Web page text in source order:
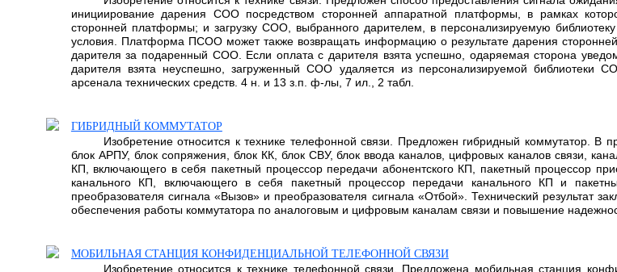
инициирование дарения СОО посредством сторонней аппаратной платформы, в рамках
сторонней платформы; и загрузку СОО, выбранного дарителем, в персонализируемую
условия. Платформа ПСОО может также возвращать информацию о результате дарения
дарителя за подаренный СОО. Если оплата с дарителя взята успешно, одаряемая сторона
дарителя взята неуспешно, загруженный СОО удаляется из персонализируемой библиотеки
арсенала технических средств. 4 н. и 13 з.п. ф-лы, 7 ил., 2 табл.
ГИБРИДНЫЙ КОММУТАТОР
Изобретение относится к технике телефонной связи. Предложен гибридный коммутатор. В
блок АРПУ, блок сопряжения, блок КК, блок СВУ, блок ввода каналов, цифровых каналов связи,
КП, включающего в себя пакетный процессор передачи абонентского КП, пакетный процессор
канального КП, включающего в себя пакетный процессор передачи канального КП и
преобразователя сигнала «Вызов» и преобразователя сигнала «Отбой». Технический результат
обеспечения работы коммутатора по аналоговым и цифровым каналам связи и повышение
МОБИЛЬНАЯ СТАНЦИЯ КОНФИДЕНЦИАЛЬНОЙ ТЕЛЕФОННОЙ СВЯЗИ
Изобретение относится к технике телефонной связи. Предложена мобильная станция